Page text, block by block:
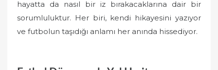
hayatta da nasıl bir iz bırakacaklarına dair bir
sorumluluktur. Her biri, kendi hikayesini yazıyor
ve futbolun taşıdığı anlamı her anında hissediyor.